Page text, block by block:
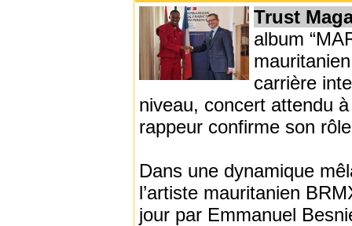
Trust
album
carrière
niveau, concert attendu
rappeur confirme son
Dans une dynamique
l’artiste mauritanien
jour par Emmanuel